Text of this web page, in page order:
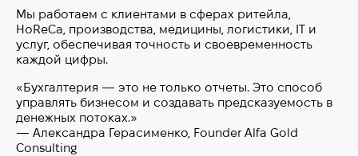
Мы работаем с клиентами в сферах ритейла,
HoReCa, производства, медицины, логистики, IT и
услуг, обеспечивая точность и своевременность
каждой цифры.
«Бухгалтерия — это не только отчеты. Это способ
управлять бизнесом и создавать предсказуемость в
денежных потоках.»
— Александра Герасименко, Founder Alfa Gold
Consulting